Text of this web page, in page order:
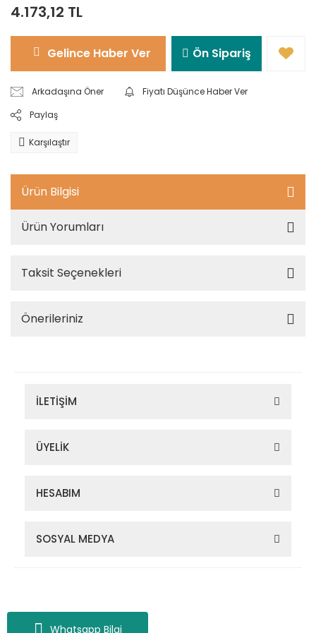
Whatsapp Bilgi
4.173,12 TL
Gelince Haber Ver Ön Sipariş
Arkadaşına Öner
Fiyatı Düşünce Haber Ver
Paylaş
Karşılaştır
Ürün Bilgisi
Ürün Yorumları
Taksit Seçenekleri
Önerileriniz
İLETİŞİM
ÜYELİK
HESABIM
SOSYAL MEDYA